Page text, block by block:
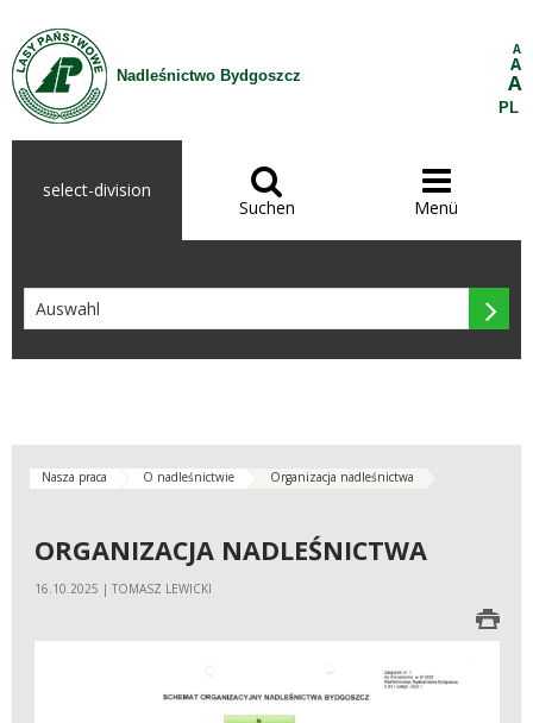
Zum Inhalt wechseln
Nadleśnictwo Bydgoszcz
A
A
A
PL
select-division 
Suchen

Menü

Nasza praca O nadleśnictwie Organizacja nadleśnictwa
ORGANIZACJA NADLEŚNICTWA
16.10.2025 | TOMASZ LEWICKI